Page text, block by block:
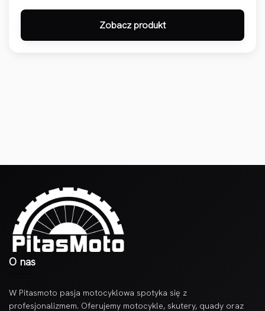
Zobacz produkt
O nas
W Pitasmoto pasja motocyklowa spotyka się z
profesjonalizmem. Oferujemy motocykle, skutery, quady oraz